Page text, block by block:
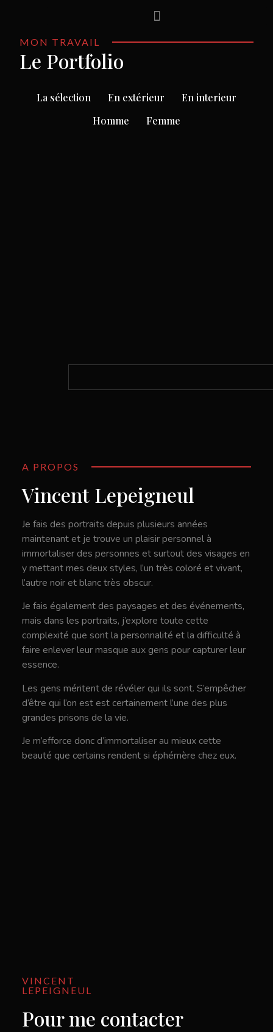
MON TRAVAIL
Le Portfolio
La sélection En extérieur
En interieur
Homme
Femme
A PROPOS
Vincent Lepeigneul
Je fais des portraits depuis plusieurs années
maintenant et je trouve un plaisir personnel à
immortaliser des personnes et surtout des visages en
y mettant mes deux styles, l’un très coloré et vivant,
l’autre noir et blanc très obscur.
Je fais également des paysages et des événements,
mais dans les portraits, j’explore toute cette
complexité que sont la personnalité et la difficulté à
faire enlever leur masque aux gens pour capturer leur
essence.
Les gens méritent de révéler qui ils sont. S’empêcher
d’être qui l’on est est certainement l’une des plus
grandes prisons de la vie.
Je m’efforce donc d’immortaliser au mieux cette
beauté que certains rendent si éphémère chez eux.
VINCENT
LEPEIGNEUL
Pour me contacter